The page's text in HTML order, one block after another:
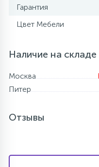
Гарантия
Цвет Мебели
Наличие на складе
Москва
Питер
Отзывы